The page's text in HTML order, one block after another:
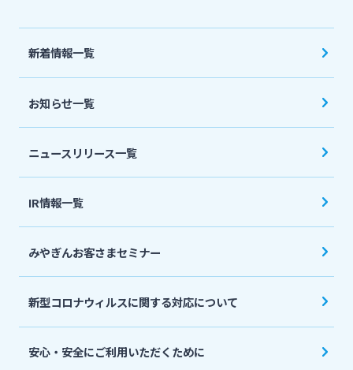
株主・投資家の皆さま
ニュースリリース一覧
採用情報
新着情報一覧
お知らせ一覧
ニュースリリース一覧
IR情報一覧
みやぎんお客さまセミナー
新型コロナウィルスに関する対応について
安心・安全にご利用いただくために